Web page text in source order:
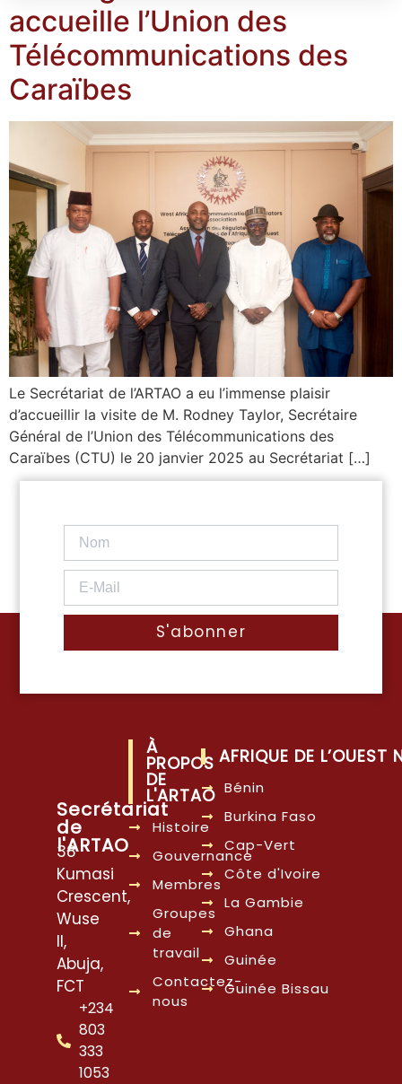
accueille l’Union des
Télécommunications des
Caraïbes
Le Secrétariat de l’ARTAO a eu l’immense plaisir
d’accueillir la visite de M. Rodney Taylor, Secrétaire
Général de l’Union des Télécommunications des
Caraïbes (CTU) le 20 janvier 2025 au Secrétariat […]
S'abonner
Secrétariat
de
l'ARTAO
38
Kumasi
Crescent,
Wuse
II,
Abuja,
FCT
+234
803
333
1053
À
PROPOS
DE
L'ARTAO
Histoire
Gouvernance
Membres
Groupes
de
travail
Contactez-
nous
AFRIQUE DE L’OUEST
Bénin
Burkina Faso
Cap-Vert
Côte d'Ivoire
La Gambie
Ghana
Guinée
Guinée Bissau